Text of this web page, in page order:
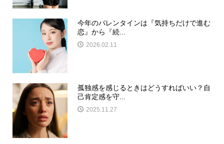
今年のバレンタインは『気持ちだけで進む
恋』から『続...
2026.02.11
孤独感を感じるときはどうすればいい？自
己肯定感を守...
2025.11.27